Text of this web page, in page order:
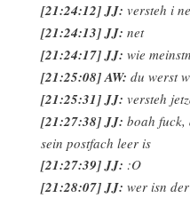
[21:24:12] JJ: versteh i ne
[21:24:13] JJ: net
[21:24:17] JJ: wie
[21:25:08] AW: du werst
[21:25:31] JJ: versteh
[21:27:38] JJ: boah
sein postfach leer is
[21:27:39] JJ: :O
[21:28:07] JJ: wer isn